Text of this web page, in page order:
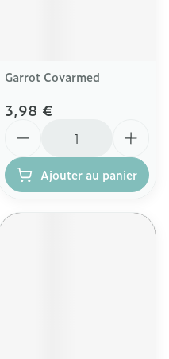
Garrot Covarmed
3,98 €
Ajouter au panier